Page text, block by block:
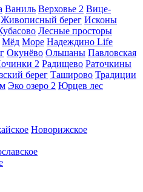
Ваниль Верховье 2 Вице-
Живописный берег Исконы
Лесные просторы
Мёд Море Надеждино Life
Окунёво Ольшаны Павловская
2 Радищево Раточкины
берег Таширово Традиции
Эко озеро 2 Юрцев лес
Новорижское